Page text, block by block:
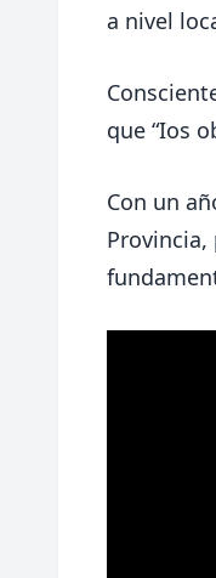
a nivel
que “Ios
Con un